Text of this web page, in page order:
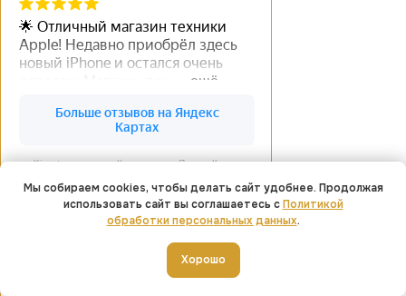
Мы собираем cookies, чтобы делать сайт удобнее. Продолжая
использовать сайт вы соглашаетесь сПолитикой
обработки персональных данных.
Хорошо
Добавить в корзину
Kingstore на карте Камышина — Яндекс Карты